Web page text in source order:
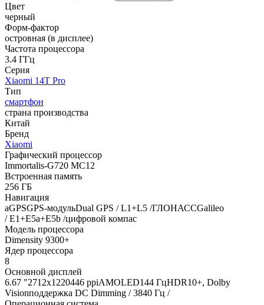
Цвет
черный
Форм-фактор
островная (в дисплее)
Частота процессора
3.4 ГГц
Серия
Xiaomi 14T Pro
Тип
смартфон
страна производства
Китай
Бренд
Xiaomi
Графический процессор
Immortalis-G720 MC12
Встроенная память
256 ГБ
Навигация
aGPSGPS-модульDual GPS / L1+L5 /ГЛОНАССGalileo
/ E1+E5a+E5b /цифровой компас
Модель процессора
Dimensity 9300+
Ядер процессора
8
Основной дисплей
6.67 "2712x1220446 ppiAMOLED144 ГцHDR10+, Dolby
Visionподдержка DC Dimming / 3840 Гц /